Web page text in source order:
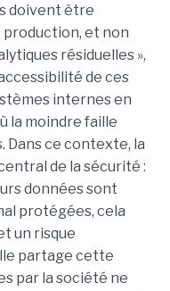
doivent être
et non
résiduelles »,
de ces
internes en
la moindre faille
Dans ce contexte, la
de la sécurité :
données sont
protégées, cela
un risque
partage cette
par la société ne